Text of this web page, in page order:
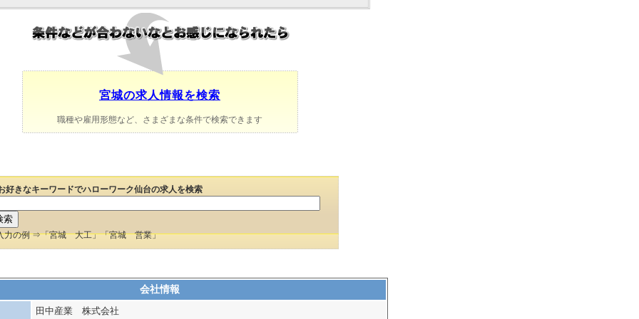
宮城の求人情報を検索
職種や雇用形態など、さまざまな条件で検索できます
好きなキーワードでハローワーク仙台の求人を検索
力の例 ⇒「宮城 大工」「宮城 営業」
会社情報
田中産業 株式会社